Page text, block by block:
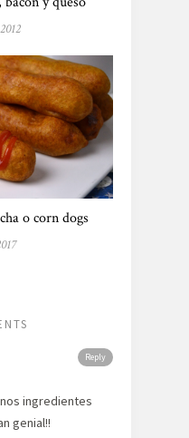
o corn dogs
Reply
ingredientes
genial!!